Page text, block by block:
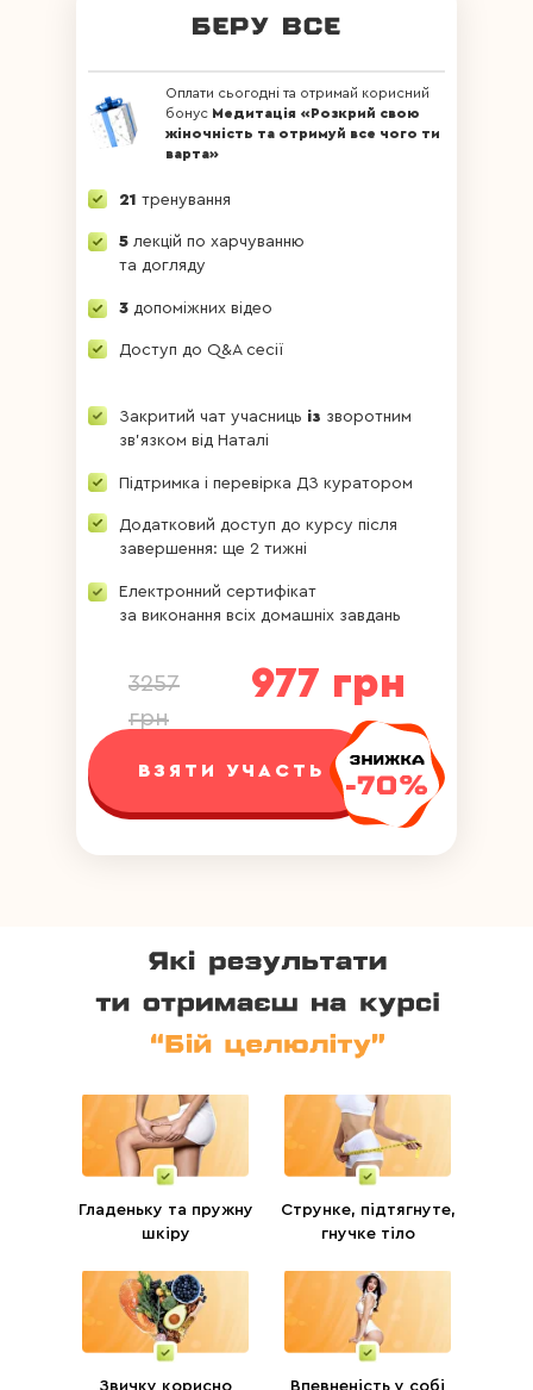
21 тренування
5 лекцій по харчуванню
та догляду
3 допоміжних відео
Оплати сьогодні та отримай корисний
бонус Медитація «Розкрий свою
жіночність та отримуй все чого ти
варта»
Доступ до Q&A сесії
Закритий чат учасниць із зворотним
зв'язком від Наталі
Підтримка і перевірка ДЗ куратором
Додатковий доступ до курсу після
завершення: ще 2 тижні
Електронний сертифікат
за виконання всіх домашніх завдань
3257
грн
977 грн
ВЗЯТИ УЧАСТЬ
Гладеньку та пружну
шкіру
Впевненість у собі
Струнке, підтягнуте,
гнучке тіло
Звичку корисно